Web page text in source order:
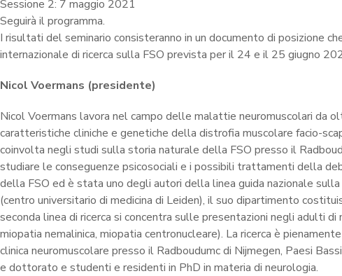
Sessione 2: 7 maggio 2021
Seguirà il programma.
I risultati del seminario consisteranno in un documento di posizione
internazionale di ricerca sulla FSO prevista per il 24 e il 25 giugno
Nicol Voermans (presidente)
Nicol Voermans lavora nel campo delle malattie neuromuscolari da
caratteristiche cliniche e genetiche della distrofia muscolare facio-
coinvolta negli studi sulla storia naturale della FSO presso il
studiare le conseguenze psicosociali e i possibili trattamenti della
della FSO ed è stata uno degli autori della linea guida nazionale
(centro universitario di medicina di Leiden), il suo dipartimento
seconda linea di ricerca si concentra sulle presentazioni negli adulti
miopatia nemalinica, miopatia centronucleare). La ricerca è
clinica neuromuscolare presso il Radboudumc di Nijmegen, Paesi
e dottorato e studenti e residenti in PhD in materia di neurologia.